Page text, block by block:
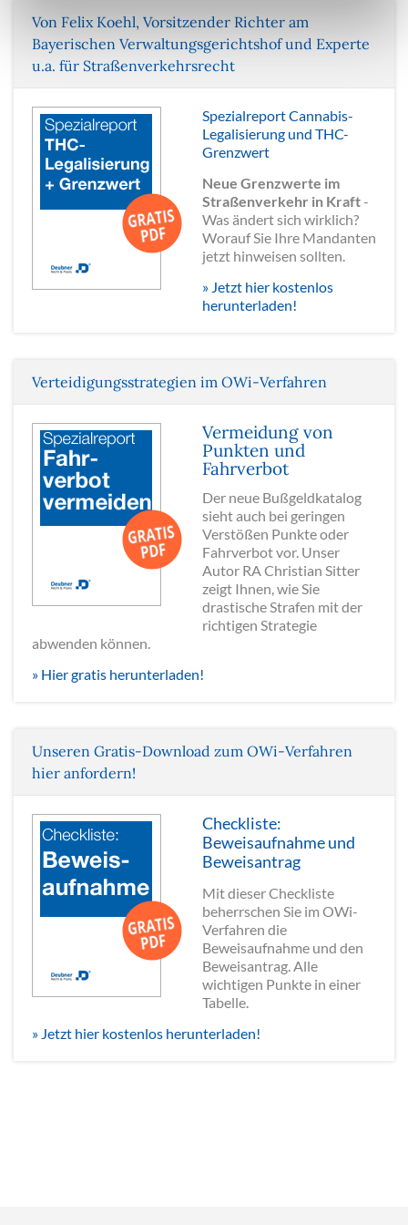
Von Felix Koehl, Vorsitzender Richter am
Bayerischen Verwaltungsgerichtshof und Experte
u.a. für Straßenverkehrsrecht
Spezialreport Cannabis-
Legalisierung und THC-
Grenzwert
Neue Grenzwerte im
Straßenverkehr in Kraft-
Was ändert sich wirklich?
Worauf Sie Ihre Mandanten
jetzt hinweisen sollten.
» Jetzt hier kostenlos
herunterladen!
Verteidigungsstrategien im OWi-Verfahren
Vermeidung von
Punkten und
Fahrverbot
Der neue Bußgeldkatalog
sieht auch bei geringen
Verstößen Punkte oder
Fahrverbot vor. Unser
Autor RA Christian Sitter
zeigt Ihnen, wie Sie
drastische Strafen mit der
richtigen Strategie
abwenden können.
» Hier gratis herunterladen!
Unseren Gratis-Download zum OWi-Verfahren
hier anfordern!
Checkliste:
Beweisaufnahme und
Beweisantrag
Mit dieser Checkliste
beherrschen Sie im OWi-
Verfahren die
Beweisaufnahme und den
Beweisantrag. Alle
wichtigen Punkte in einer
Tabelle.
» Jetzt hier kostenlos herunterladen!